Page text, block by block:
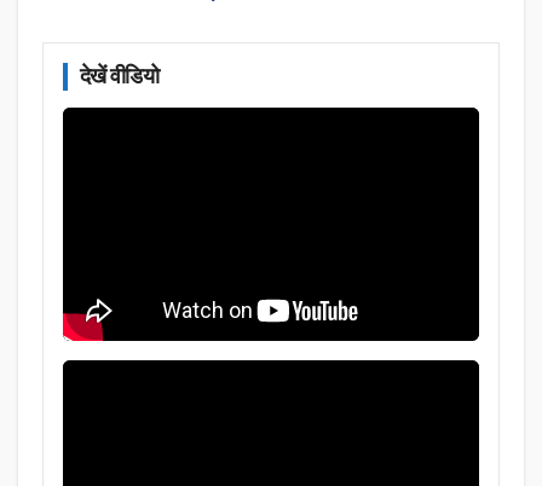
देखें वीडियो